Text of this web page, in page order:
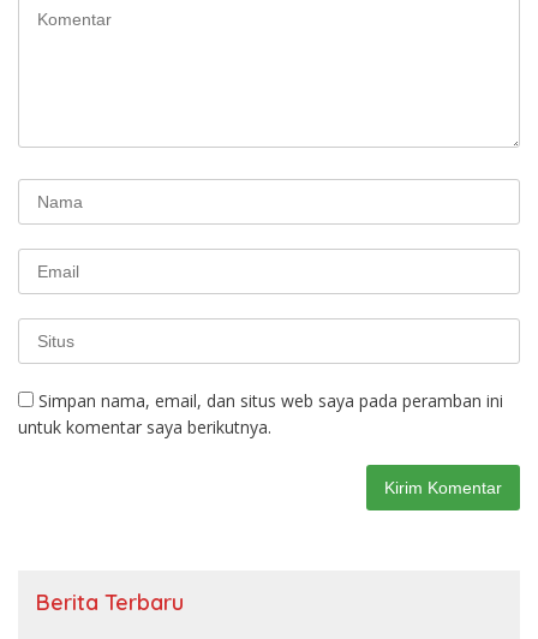
Simpan nama, email, dan situs web saya pada peramban ini
untuk komentar saya berikutnya.
Berita Terbaru